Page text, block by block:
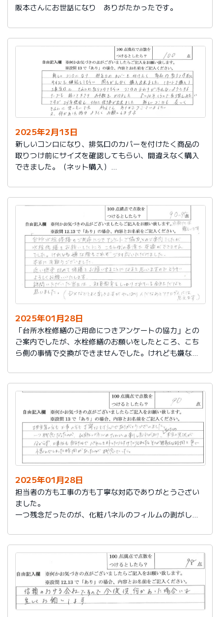
阪本さんにお世話になり ありがたかったです。
2025年2月13日
新しいコンロになり、排気口のカバーを付けたく商品の
取りつけ前にサイズを確認してもらい、間違えなく購入
できました。（ネット購入）
汚れないようにするテープも貼って下さりお手数をかけ
ました。
８～10年くらいで取り替えみたいですが、24年使用し大
切に使う事が出来ました。新しいコンロも長～くきれい
に使いたいです。杉山さん、ありがとうございました。
又、何かあった時はよろしくお願いしますネ
2025年01月28日
「台所水栓修繕のご用命につきアンケートの協力」との
ご案内でしたが、水栓修繕のお願いをしたところ、こち
ら側の事情で交換ができませんでした。けれども嫌な顔
本当に有難うございました。
近い将来、改めて修繕をお願いすることになると思いま
すので、どうぞよろしくお願いいたします。
訪問いただいた当日は、社員教育をしっかりされている
会社だなと思いました。（DXなどとよく聞きますが、や
っぱり人だなぁとアナログ人には思えます）
2025年01月28日
担当者の方も工事の方も丁寧な対応でありがとうござい
ました。
一つ残念だったのが、化粧パネルのフィルムの剥がし忘
分たちでパネルを外したり付けたりしました。そこが無
駄な時間と色で悩んでしまった時間があったのが残念で